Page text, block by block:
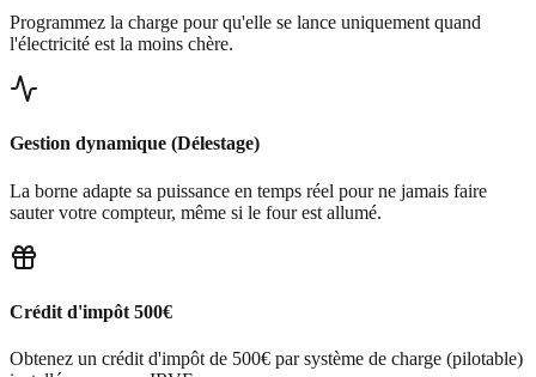
Programmez la charge pour qu'elle se lance uniquement quand
l'électricité est la moins chère.
Gestion dynamique (Délestage)
La borne adapte sa puissance en temps réel pour ne jamais faire
sauter votre compteur, même si le four est allumé.
Crédit d'impôt 500€
Obtenez un crédit d'impôt de 500€ par système de charge (pilotable)